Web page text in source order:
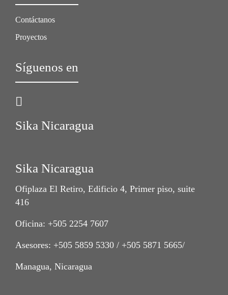
Contáctanos
Proyectos
Síguenos en
Sika Nicaragua
Sika Nicaragua
Ofiplaza El Retiro, Edificio 4, Primer piso, suite
416
Oficina: +505 2254 7607
Asesores: +505 5859 5330 / +505 5871 5665/
Managua, Nicaragua